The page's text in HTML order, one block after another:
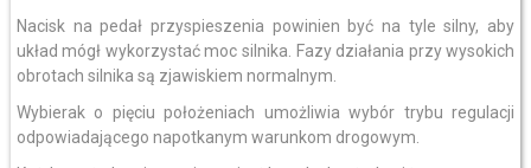
Nacisk na pedał przyspieszenia powinien być na tyle silny, aby
układ mógł wykorzystać moc silnika. Fazy działania przy wysokich
obrotach silnika są zjawiskiem normalnym.
Wybierak o pięciu położeniach umożliwia wybór trybu regulacji
odpowiadającego napotkanym warunkom drogowym.